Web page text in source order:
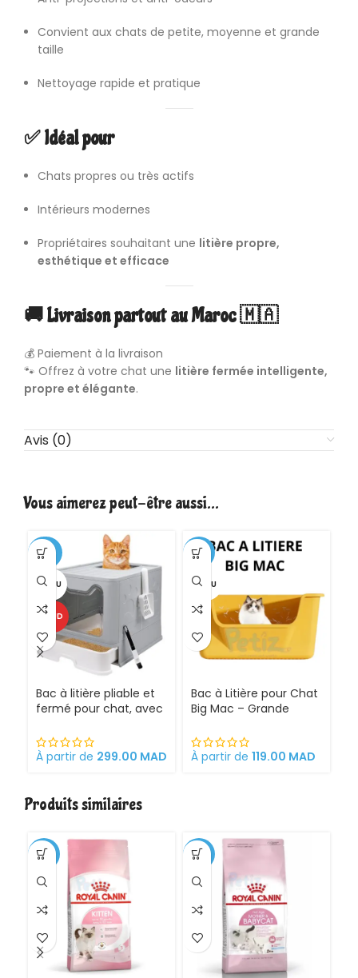
Convient aux chats de petite, moyenne et grande
taille
Nettoyage rapide et pratique
✅ Idéal pour
Chats propres ou très actifs
Intérieurs modernes
Propriétaires souhaitant une litière propre,
esthétique et efficace
🚚 Livraison partout au Maroc 🇲🇦
💰 Paiement à la livraison
🐾 Offrez à votre chat une litière fermée intelligente,
propre et élégante.
Avis (0)
Vous aimerez peut-être aussi…
-25%
VENDU
CHAUD
Bac à litière pliable et
fermé pour chat, avec
À partir de 299.00 MAD
-21%
VENDU
Bac à Litière pour Chat
Big Mac – Grande
en Plastique avec
Design Anti-
À partir de 119.00 MAD
Produits similaires
-1% -11%